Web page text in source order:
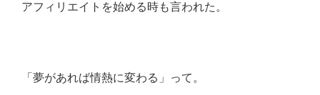
アフィリエイトを始める時も言われた。
「夢があれば情熱に変わる」って。